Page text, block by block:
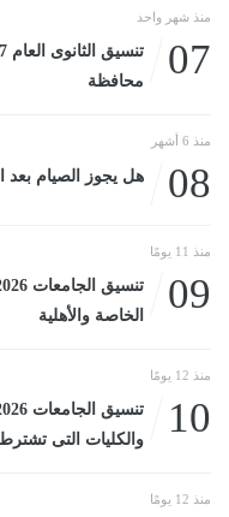
منذ شهر واحد
07
محافظة
منذ 6 أشهر
08 هل يجوز الصيام
منذ 11 يومًا
09
الخاصة والأهلية
منذ 12 يومًا
10
والكليات التى تشترط
منذ 12 يومًا